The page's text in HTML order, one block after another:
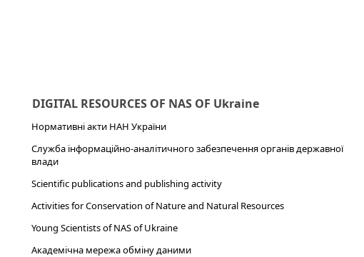
DIGITAL RESOURCES OF NAS OF Ukraine
Нормативні акти НАН України
Служба інформаційно-аналітичного забезпечення органів державної
влади
Scientific publications and publishing activity
Activities for Conservation of Nature and Natural Resources
Young Scientists of NAS of Ukraine
Академічна мережа обміну даними